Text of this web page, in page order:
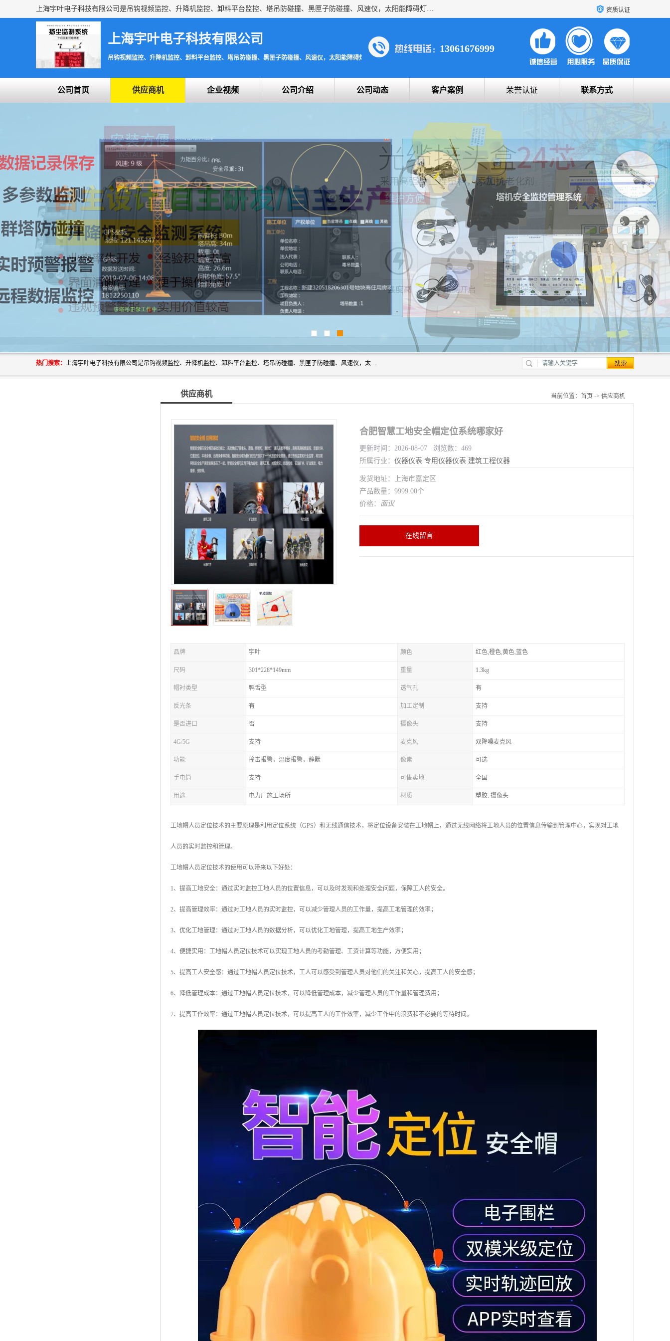
上海宇叶电子科技有限公司是吊钩视频监控、升降机监控、卸料平台监控、塔吊防碰撞、黑匣子防碰撞、风速仪，太阳能障碍灯安全提示灯等一系列升降机的常用配件产品专业研发生产加工的公司，拥有完整、科学的质量管理体系。 资质认证
上海宇叶电子科技有限公司
吊钩视频监控、升降机监控、卸料平台监控、塔吊防碰撞、黑匣子防碰撞、风速仪，太阳能障碍灯安全提示灯
13061676999
公司首页 供应商机 企业视频 公司介绍 公司动态 客户案例 荣誉认证 联系方式
热门搜索： 上海宇叶电子科技有限公司是吊钩视频监控、升降机监控、卸料平台监控、塔吊防碰撞、黑匣子防碰撞、风速仪，太阳能障碍灯安全提示灯等一系列升降机的常用配件产品专业研发生产加工的公司，拥有完整、科学的质量管理体系。
供应商机 当前位置： 首页 -> 供应商机
合肥智慧工地安全帽定位系统哪家好
更新时间：2026-08-07 浏览数：469
所属行业： 仪器仪表 专用仪器仪表 建筑工程仪器
发货地址：上海市嘉定区
产品数量：9999.00个
价格： 面议
在线留言
品牌 宇叶 颜色 红色,橙色,黄色,蓝色
尺码 301*228*149mm 重量 1.3kg
帽衬类型 鸭舌型 透气孔 有
反光条 有 加工定制 支持
是否进口 否 摄像头 支持
4G/5G 支持 麦克风 双降噪麦克风
功能 撞击报警，温度报警，静默 像素 可选
手电筒 支持 可售卖地 全国
用途 电力厂施工场所 材质 塑胶. 摄像头
工地帽人员定位技术的主要原理是利用定位系统（GPS）和无线通信技术，将定位设备安装在工地帽上，通过无线网络将工地人员的位置信息传输到管理中心，实现对工地
人员的实时监控和管理。
工地帽人员定位技术的使用可以带来以下好处：
1、提高工地安全：通过实时监控工地人员的位置信息，可以及时发现和处理安全问题，保障工人的安全。
2、提高管理效率：通过对工地人员的实时监控，可以减少管理人员的工作量，提高工地管理的效率；
3、优化工地管理：通过对工地人员的数据分析，可以优化工地管理，提高工地生产效率；
4、便捷实用：工地帽人员定位技术可以实现工地人员的考勤管理、工资计算等功能，方便实用；
5、提高工人安全感：通过工地帽人员定位技术，工人可以感受到管理人员对他们的关注和关心，提高工人的安全感；
6、降低管理成本：通过工地帽人员定位技术，可以降低管理成本，减少管理人员的工作量和管理费用；
7、提高工作效率：通过工地帽人员定位技术，可以提高工人的工作效率，减少工作中的浪费和不必要的等待时间。